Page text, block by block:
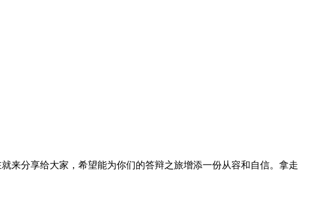
来分享给大家，希望能为你们的答辩之旅增添一份从容和自信。拿走